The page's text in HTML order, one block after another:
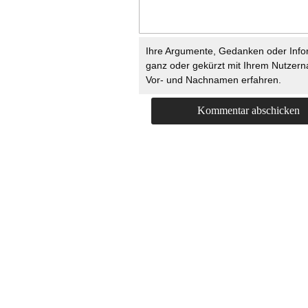
Ihre Argumente, Gedanken oder
ganz oder gekürzt mit Ihrem
Vor- und Nachnamen erfahren.